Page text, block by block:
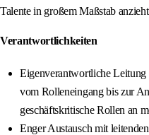
Talente in großem Maßstab
Verantwortlichkeiten
Eigenverantwortliche Leitung
vom Rolleneingang bis zur
geschäftskritische Rollen an
Enger Austausch mit